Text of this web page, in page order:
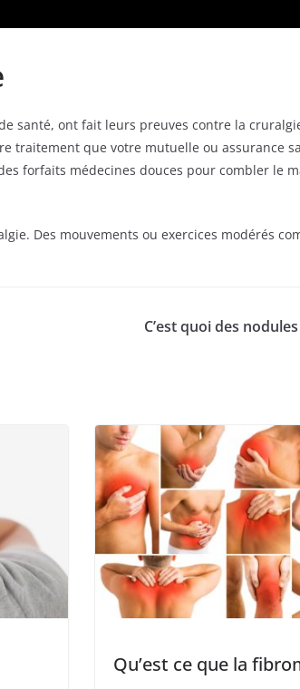
santé, ont fait leurs preuves contre la
traitement que votre mutuelle ou assurance
forfaits médecines douces pour combler le
Des mouvements ou exercices modérés
C’est quoi des
Qu’est ce que la